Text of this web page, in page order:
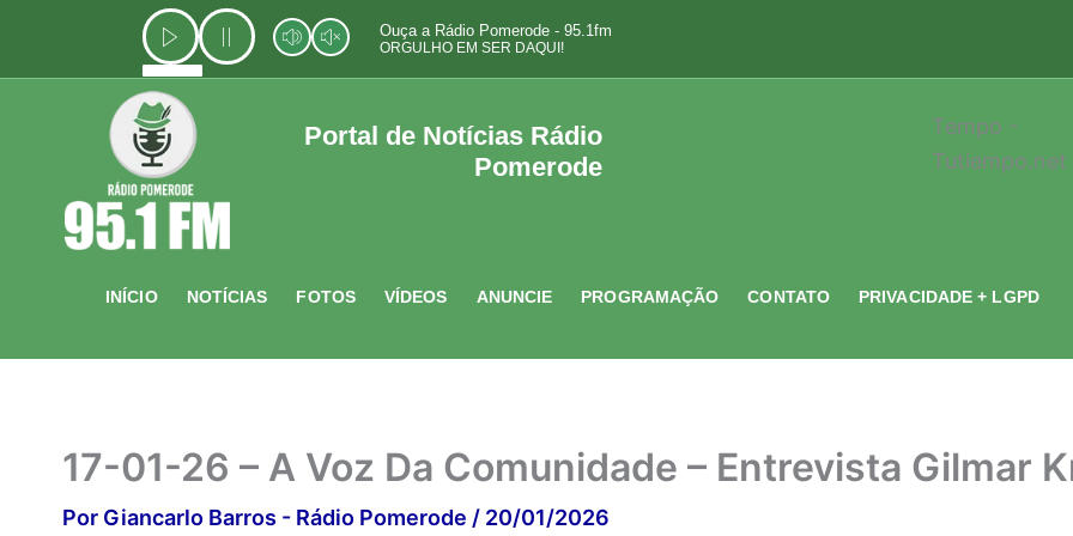
o
Ouça a Rádio Pomerode - 95.1fm
ORGULHO EM SER DAQUI!
Portal de Notícias Rádio
Pomerode
Tempo -
Tutiempo.net
INÍCIO NOTÍCIAS FOTOS VÍDEOS ANUNCIE PROGRAMAÇÃO CONTATO PRIVACIDADE + LGPD
17-01-26 – A Voz Da Comunidade – Entrevista Gilmar
Por Giancarlo Barros - Rádio Pomerode / 20/01/2026